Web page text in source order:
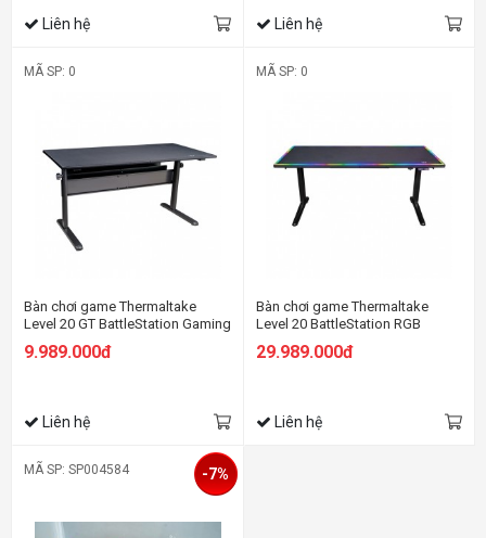
Liên hệ Liên hệ
MÃ SP: 0
Bàn chơi game Thermaltake
Level 20 GT BattleStation Gaming
Desk
9.989.000đ
Liên hệ
MÃ SP: 0
Bàn chơi game Thermaltake
Level 20 BattleStation RGB
Gaming Desk
29.989.000đ
Liên hệ
MÃ SP: SP004584 -7%